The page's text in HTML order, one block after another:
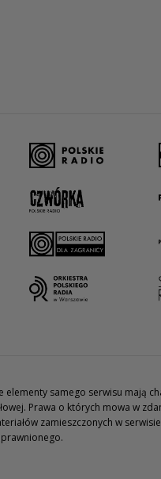
samego serwisu
Prawa o których mowa w
zamieszczonych w